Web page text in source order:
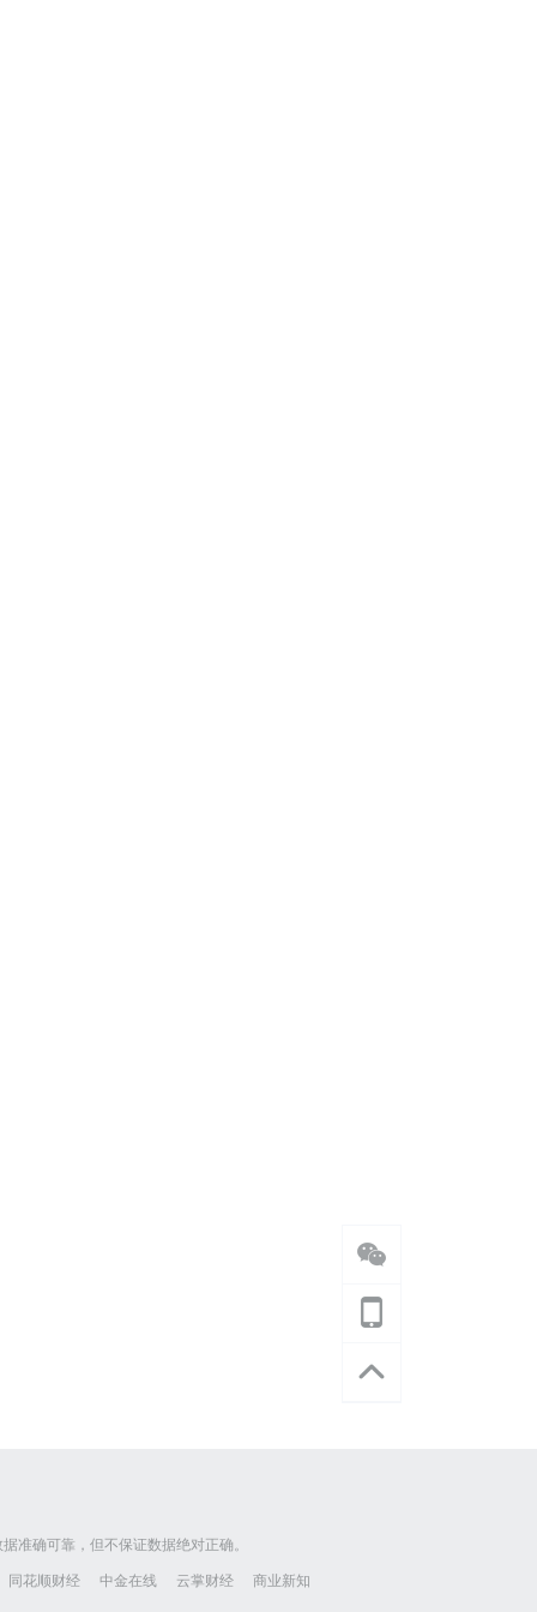
准确可靠，但不保证数据绝对正确。
同花顺财经 中金在线 云掌财经
商业新知